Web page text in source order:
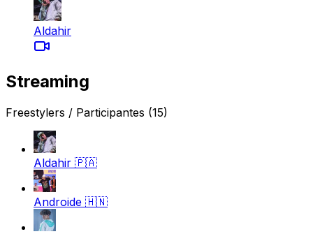
Aldahir
Streaming
Freestylers / Participantes (15)
Aldahir 🇵🇦
Androide 🇭🇳